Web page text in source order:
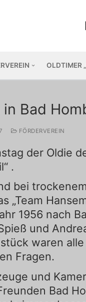
OLDTIMER
Bad
FÖRDERVEREIN
der Oldie
.
bei
„Team
1956 nach
und
waren
Fragen.
und
Bad